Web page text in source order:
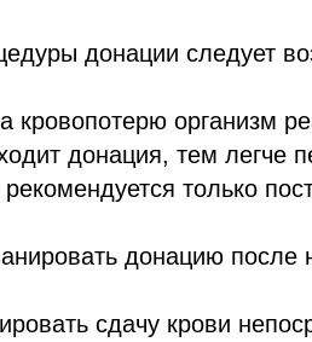
донации следует
кровопотерю организм
донация, тем легче
рекомендуется только
донацию после
сдачу крови